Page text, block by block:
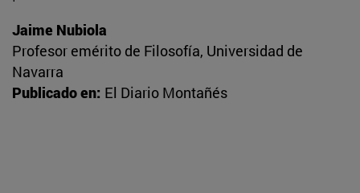
Jaime Nubiola
Profesor emérito de Filosofía, Universidad de
Navarra
Publicado en: El Diario Montañés